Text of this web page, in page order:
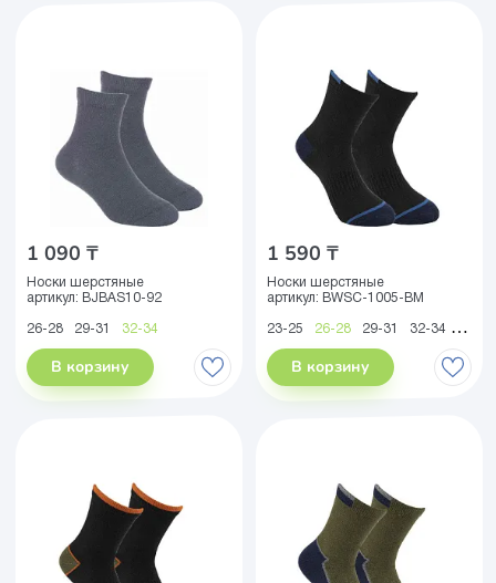
1 090 ₸
Носки шерстяные
артикул: BJBAS10-92
26-28 29-31 32-34
В корзину
1 590 ₸
Носки шерстяные
артикул: BWSC-1005-BM
23-25 26-28 29-31 32-34 35-38
В корзину